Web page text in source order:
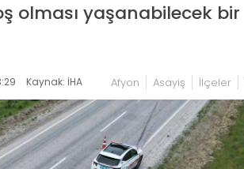
olması yaşanabilecek bir
Kaynak: İHA Afyon Asayiş İlçeler